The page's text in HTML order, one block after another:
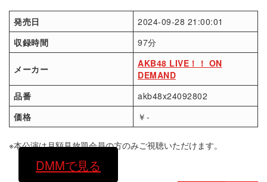
発売日
2024-09-28 21:00:01
収録時間
97分
メーカー
AKB48 LIVE！！ ON
DEMAND
品番
akb48x24092802
価格
￥-
※本公演は月額見放題会員の方のみご視聴いただけます。
DMMで見る